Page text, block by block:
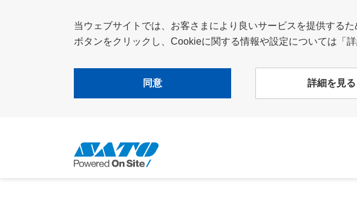
当ウェブサイトでは、お客さまにより良いサービスを提供する
ボタンをクリックし、Cookieに関する情報や設定については「
同意 詳細を見る